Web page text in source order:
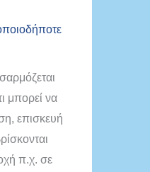
μπορεί να
επισκευή
π.χ. σε